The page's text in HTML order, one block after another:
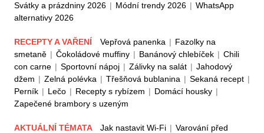
Svátky a prázdniny 2026 | Módní trendy 2026 | WhatsApp
alternativy 2026
RECEPTY A VAŘENÍ Vepřová panenka | Fazolky na
smetaně | Čokoládové muffiny | Banánový chlebíček | Chili
con carne | Sportovní nápoj | Zálivky na salát | Jahodový
džem | Zelná polévka | Třešňová bublanina | Sekaná recept |
Perník | Lečo | Recepty s rybízem | Domácí housky |
Zapečené brambory s uzeným
AKTUÁLNÍ TÉMATA Jak nastavit Wi-Fi | Varování před